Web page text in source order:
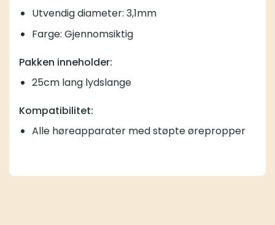
Utvendig diameter: 3,1mm
Farge: Gjennomsiktig
Pakken inneholder:
25cm lang lydslange
Kompatibilitet:
Alle høreapparater med støpte ørepropper